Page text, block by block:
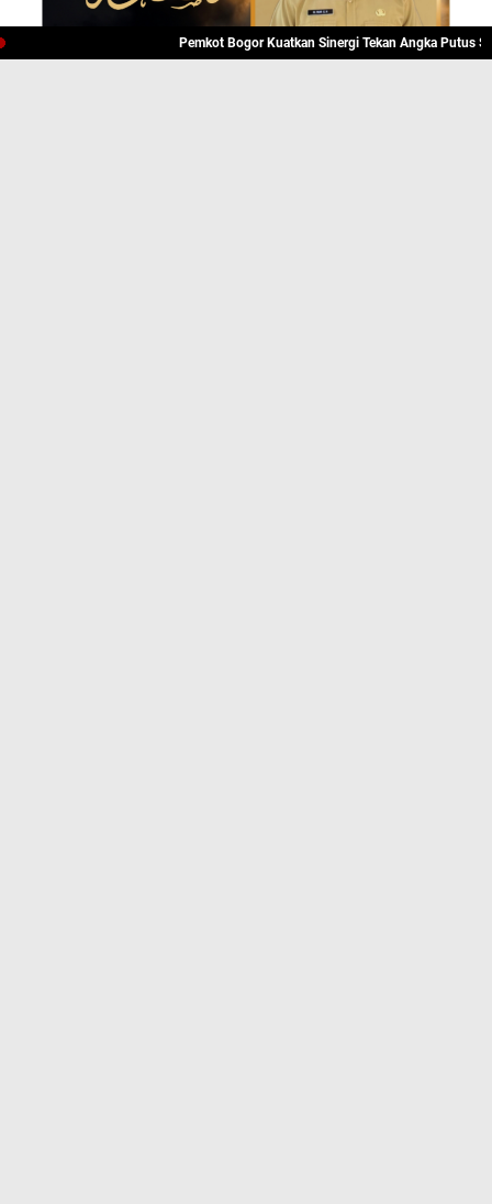
Pemkot Bogor Kuatkan Sinergi Tekan Angka Putus